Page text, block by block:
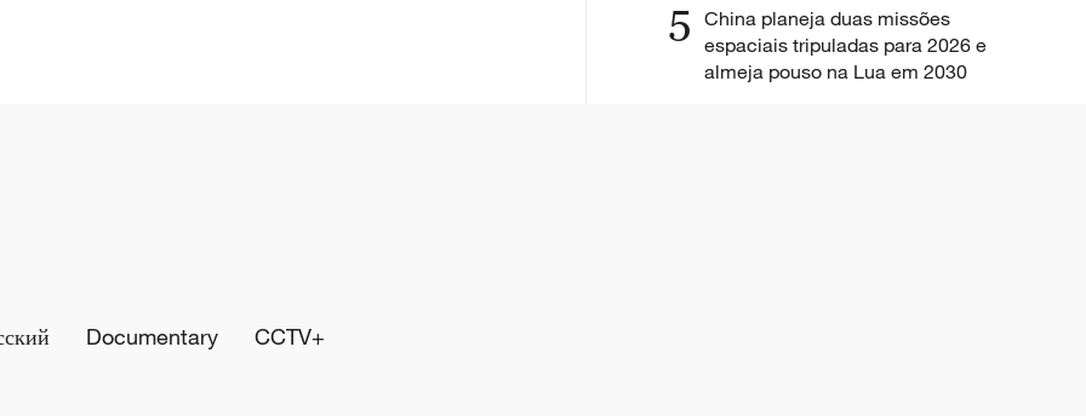
5 China planeja duas missões
espaciais tripuladas para 2026 e
almeja pouso na Lua em 2030
Documentary CCTV+